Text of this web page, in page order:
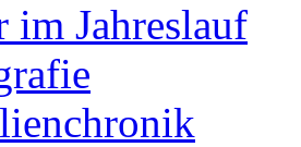
im Jahreslauf